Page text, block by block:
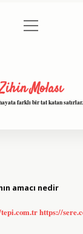
Gizlilik Politikası
menüyü
aç
Molası
farklı bir tat katan satırlar.
amacı nedir
https://